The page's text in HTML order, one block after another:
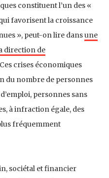
constituent l’un des «
favorisent la croissance
», peut-on lire dansune
direction de
crises économiques
du nombre de personnes
personnes sans
à infraction égale, des
fréquemment
sociétal et financier